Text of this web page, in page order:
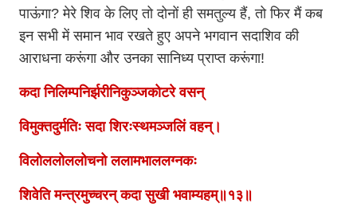
पाऊंगा? मेरे शिव के लिए तो दोनों ही समतुल्य हैं, तो फिर मैं कब
इन सभी में समान भाव रखते हुए अपने भगवान सदाशिव की
आराधना करूंगा और उनका सानिध्य प्राप्त करूंगा!
कदा निलिम्पनिर्झरीनिकुञ्जकोटरे वसन्
विमुक्तदुर्मतिः सदा शिरःस्थमञ्जलिं वहन्।
विलोललोललोचनो ललामभाललग्नकः
शिवेति मन्त्रमुच्चरन् कदा सुखी भवाम्यहम्॥१३॥